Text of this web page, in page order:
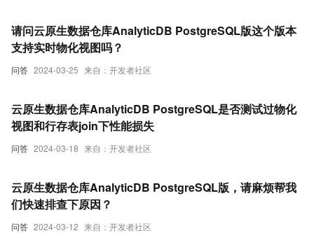
问答 2024-03-25 来自：开发者社区
请问云原生数据仓库AnalyticDB PostgreSQL版这个版本
支持实时物化视图吗？
问答 2024-03-18 来自：开发者社区
云原生数据仓库AnalyticDB PostgreSQL是否测试过物化
视图和行存表join下性能损失
问答 2024-03-12 来自：开发者社区
云原生数据仓库AnalyticDB PostgreSQL版，请麻烦帮我
们快速排查下原因？